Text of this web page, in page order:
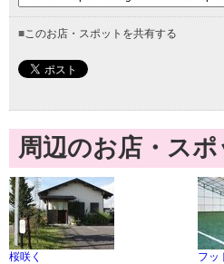
■このお店・スポットを共有する
周辺のお店・スポ
桜咲く
フッ